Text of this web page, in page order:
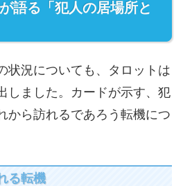
語る「犯人の居場所と
状況についても、タロットは
しました。カードが示す、犯
から訪れるであろう転機につ
る転機